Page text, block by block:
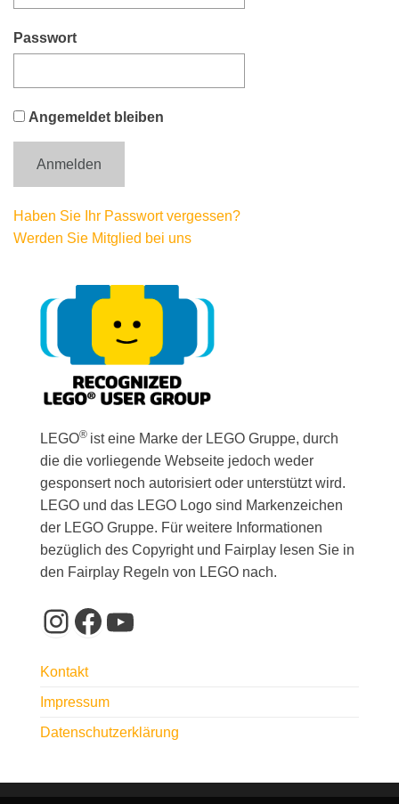
Passwort
Angemeldet bleiben
Haben Sie Ihr Passwort vergessen?
Werden Sie Mitglied bei uns
LEGO® ist eine Marke der LEGO Gruppe, durch
die die vorliegende Webseite jedoch weder
gesponsert noch autorisiert oder unterstützt wird.
LEGO und das LEGO Logo sind Markenzeichen
der LEGO Gruppe. Für weitere Informationen
bezüglich des Copyright und Fairplay lesen Sie in
den Fairplay Regeln von LEGO nach.
Instagram
Facebook
YouTube
Kontakt
Impressum
Datenschutzerklärung